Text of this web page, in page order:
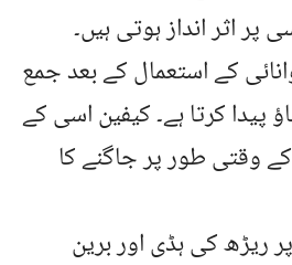
اثر انداز ہوتی ہیں۔
کے استعمال کے بعد جمع
پیدا کرتا ہے۔ کیفین اسی کے
وقتی طور پر جاگنے کا
ریڑھ کی ہڈی اور برین